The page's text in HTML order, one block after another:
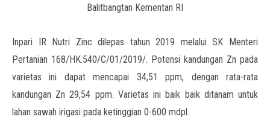
Balitbangtan Kementan RI
Inpari IR Nutri Zinc dilepas tahun 2019 melalui SK Menteri
Pertanian 168/HK.540/C/01/2019/. Potensi kandungan Zn pada
varietas ini dapat mencapai 34,51 ppm, dengan rata-rata
kandungan Zn 29,54 ppm. Varietas ini baik baik ditanam untuk
lahan sawah irigasi pada ketinggian 0-600 mdpl.